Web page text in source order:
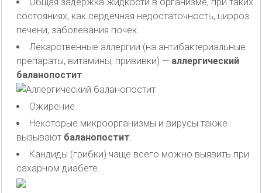
состояниях, как сердечная недостаточность, цирроз
печени, заболевания почек.
Лекарственные аллергии (на антибактериальные
препараты, витамины, прививки) — аллергический
баланопостит.
Ожирение.
Некоторые микроорганизмы и вирусы также
вызывают баланопостит:
Кандиды (грибки) чаще всего можно выявить при
сахарном диабете.